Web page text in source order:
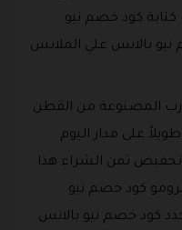
كود خصم نيو
نيو بالانس علي الملابس
من الجوارب المصنوعة من القطن
طويلاً على مدار اليوم
تخفيض ثمن الشراء هذا
كود خصم نيو
كود خصم نيو بالانس